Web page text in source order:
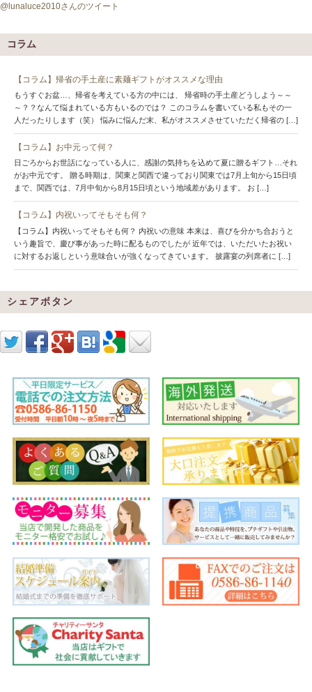
@lunaluce2010さんのツイート
コラム
【コラム】帰省の手土産に素麺ギフトがオススメな理由
もうすぐお盆…、帰省を考えている方の中には、 帰省時の手土産どうしよう～～
～？？なんて悩まれている方もいるのでは？ このコラムを書いている私もその一
人だったりします（笑） 悩みに悩んだ末、私がオススメさせていただく帰省の […]
【コラム】お中元って何？
日ごろからお世話になっている人に、感謝の気持ちを込めて夏に贈るギフト…それ
がお中元です。 贈る時期は、関東と関西で違っており関東では7月上旬から15日頃
まで、関西では、7月中旬から8月15日頃という地域差があります。 お […]
【コラム】内祝いってそもそも何？
【コラム】内祝いってそもそも何？ 内祝いの意味 本来は、喜びを分かち合おうと
いう趣旨で、慶び事があった時に配るものでしたが 近年では、いただいたお祝い
に対するお返しという意味合いが強くなってきています。 披露宴の列席者に […]
シェアボタン